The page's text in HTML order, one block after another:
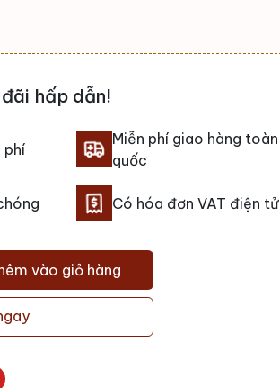
hấp dẫn!
phí
Miễn phí giao hàng toàn
quốc
Có hóa đơn VAT điện tử
vào giỏ hàng